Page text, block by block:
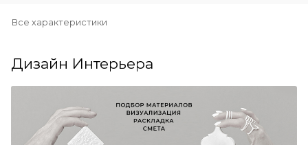
Все характеристики
Дизайн Интерьера